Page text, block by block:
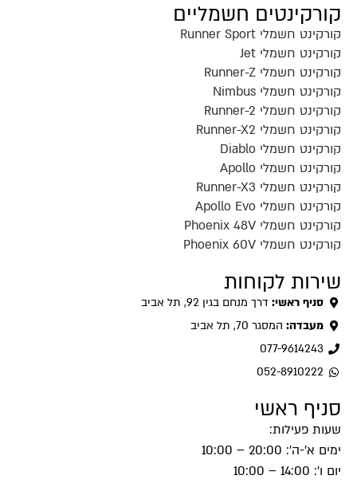
קורקינטים חשמליים
קורקינט חשמלי Runner Sport
קורקינט חשמלי Jet
קורקינט חשמלי Runner-Z
קורקינט חשמלי Nimbus
קורקינט חשמלי Runner-2
קורקינט חשמלי Runner-X2
קורקינט חשמלי Diablo
קורקינט חשמלי Apollo
קורקינט חשמלי Runner-X3
קורקינט חשמלי Apollo Evo
קורקינט חשמלי Phoenix 48V
קורקינט חשמלי Phoenix 60V
שירות לקוחות
סניף ראשי: דרך מנחם בגין 92, תל אביב
מעבדה: המסגר 70, תל אביב
077-9614243
052-8910222
סניף ראשי
שעות פעילות:
ימים א'-ה': 20:00 – 10:00
יום ו': 14:00 – 10:00